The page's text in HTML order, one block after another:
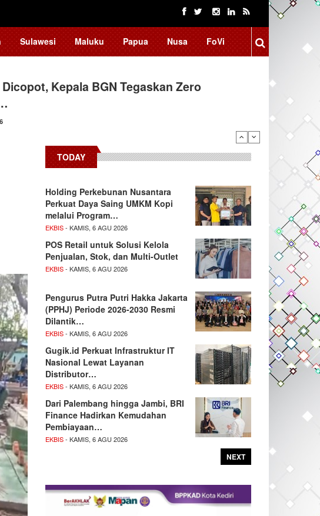
Sulawesi Maluku Papua Nusa FoVi
Kepala BGN Tegaskan Zero
Makassar Raih Prestasi Akademik
AGU 2026
TODAY
Holding Perkebunan Nusantara
Perkuat Daya Saing UMKM Kopi
melalui Program…
EKBIS- KAMIS, 6 AGU 2026
POS Retail untuk Solusi Kelola
Penjualan, Stok, dan Multi-Outlet
EKBIS- KAMIS, 6 AGU 2026
Pengurus Putra Putri Hakka Jakarta
(PPHJ) Periode 2026-2030 Resmi
Dilantik…
EKBIS- KAMIS, 6 AGU 2026
Gugik.id Perkuat Infrastruktur IT
Nasional Lewat Layanan
Distributor…
EKBIS- KAMIS, 6 AGU 2026
Dari Palembang hingga Jambi, BRI
Finance Hadirkan Kemudahan
Pembiayaan…
EKBIS- KAMIS, 6 AGU 2026
NEXT